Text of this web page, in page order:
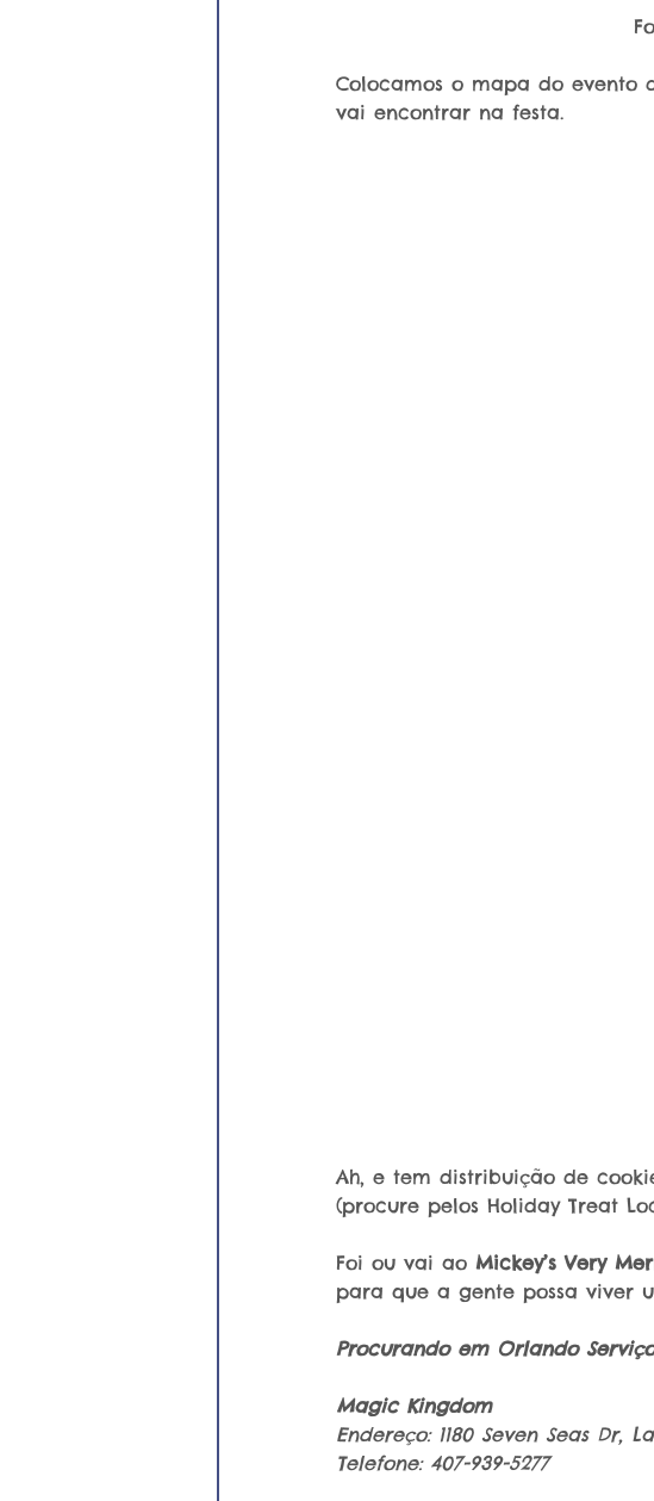
Colocamos o mapa do evento
vai encontrar na festa.
Ah, e tem distribuição de
(procure pelos Holiday Treat
Foi ou vai ao Mickey’s Very
para que a gente possa viver
Procurando em Orlando
Magic Kingdom
Endereço: 1180 Seven Seas Dr,
Telefone: 407-939-5277